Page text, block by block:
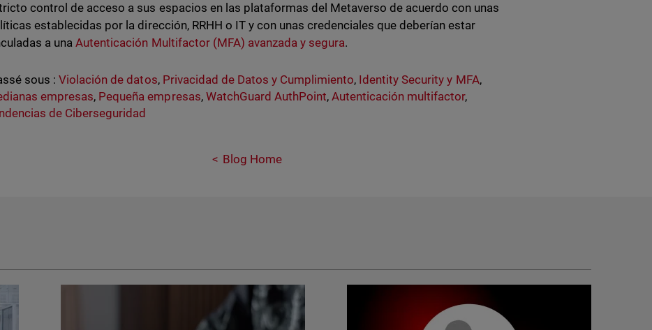
control de acceso a sus espacios en las plataformas del Metaverso de acuerdo con unas
establecidas por la dirección, RRHH o IT y con unas credenciales que deberían estar
a unaAutenticación Multifactor (MFA) avanzada y segura.
sous : Violación de datos, Privacidad de Datos y Cumplimiento, Identity Security y MFA,
empresas, Pequeña empresas, WatchGuard AuthPoint,Autenticación multifactor,
de Ciberseguridad
Blog Home